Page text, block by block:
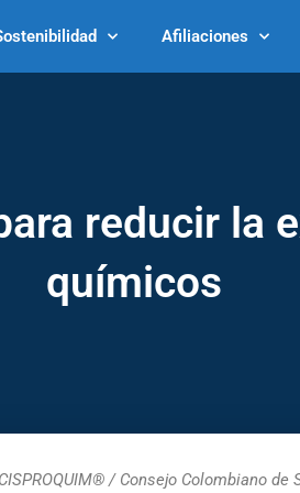
Afiliaciones
reducir la
químicos
/ Consejo Colombiano de